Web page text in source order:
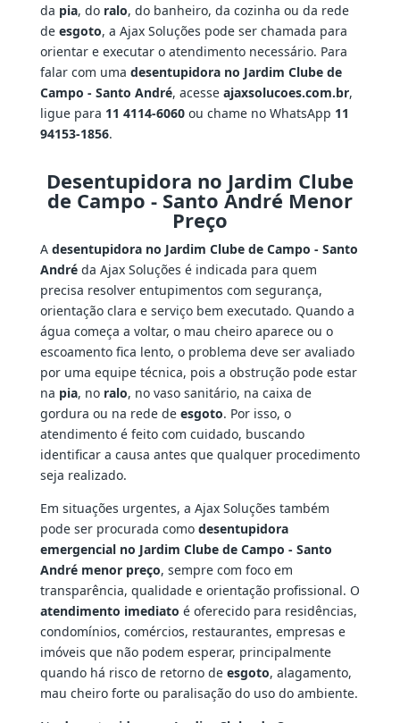
da pia, do ralo, do banheiro, da cozinha ou da rede
de esgoto, a Ajax Soluções pode ser chamada para
orientar e executar o atendimento necessário. Para
falar com uma desentupidora no Jardim Clube de
Campo - Santo André, acesse ajaxsolucoes.com.br,
ligue para 11 4114-6060ou chame no WhatsApp 11
94153-1856.
Desentupidora no Jardim Clube
de Campo - Santo André Menor
Preço
A desentupidora no Jardim Clube de Campo - Santo
Andréda Ajax Soluções é indicada para quem
precisa resolver entupimentos com segurança,
orientação clara e serviço bem executado. Quando a
água começa a voltar, o mau cheiro aparece ou o
escoamento fica lento, o problema deve ser avaliado
por uma equipe técnica, pois a obstrução pode estar
na pia, no ralo, no vaso sanitário, na caixa de
gordura ou na rede de esgoto. Por isso, o
atendimento é feito com cuidado, buscando
identificar a causa antes que qualquer procedimento
seja realizado.
Em situações urgentes, a Ajax Soluções também
pode ser procurada como desentupidora
emergencial no Jardim Clube de Campo - Santo
André menor preço, sempre com foco em
transparência, qualidade e orientação profissional. O
atendimento imediato é oferecido para residências,
condomínios, comércios, restaurantes, empresas e
imóveis que não podem esperar, principalmente
quando há risco de retorno de esgoto, alagamento,
mau cheiro forte ou paralisação do uso do ambiente.